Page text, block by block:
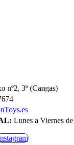
nº2, 3º (Cangas)
Lunes a Viernes